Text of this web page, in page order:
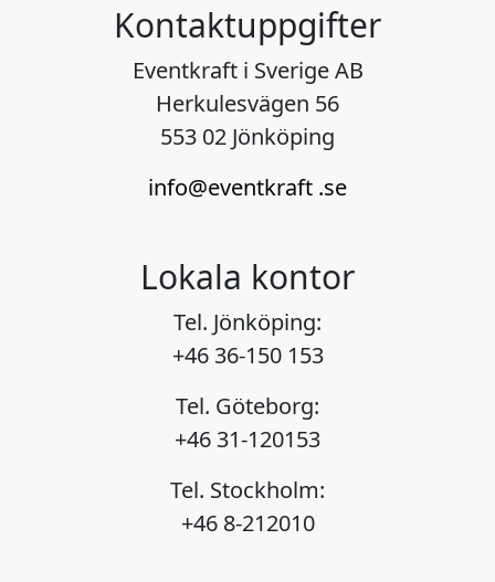
Kontaktuppgifter
Eventkraft i Sverige AB
Herkulesvägen 56
553 02 Jönköping
info@eventkraft .se
Lokala kontor
Tel. Jönköping:
+46 36-150 153
Tel. Göteborg:
+46 31-120153
Tel. Stockholm:
+46 8-212010